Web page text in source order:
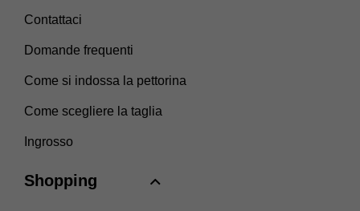
Contattaci
Domande frequenti
Come si indossa la pettorina
Come scegliere la taglia
Ingrosso
Shopping